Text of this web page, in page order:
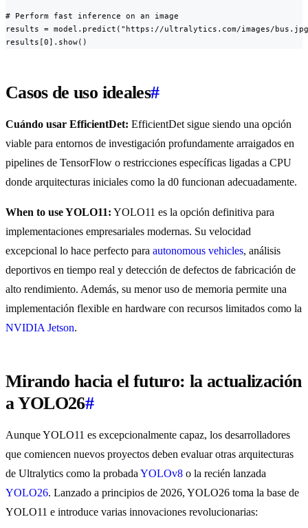
# Perform fast inference on an image
results = model.predict("https://ultralytics.com/images/
results[0].show()
Casos de uso ideales#
Cuándo usar EfficientDet: EfficientDet sigue siendo una opción
viable para entornos de investigación profundamente arraigados en
pipelines de TensorFlow o restricciones específicas ligadas a CPU
donde arquitecturas iniciales como la d0 funcionan adecuadamente.
When to use YOLO11: YOLO11 es la opción definitiva para
implementaciones empresariales modernas. Su velocidad
excepcional lo hace perfecto para autonomous vehicles, análisis
deportivos en tiempo real y detección de defectos de fabricación de
alto rendimiento. Además, su menor uso de memoria permite una
implementación flexible en hardware con recursos limitados como la
NVIDIA Jetson.
Mirando hacia el futuro: la actualización
a YOLO26#
Aunque YOLO11 es excepcionalmente capaz, los desarrolladores
que comiencen nuevos proyectos deben evaluar otras arquitecturas
de Ultralytics como la probada YOLOv8 o la recién lanzada
YOLO26. Lanzado a principios de 2026, YOLO26 toma la base de
YOLO11 e introduce varias innovaciones revolucionarias: